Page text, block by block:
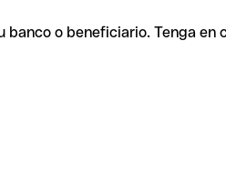
o beneficiario. Tenga en